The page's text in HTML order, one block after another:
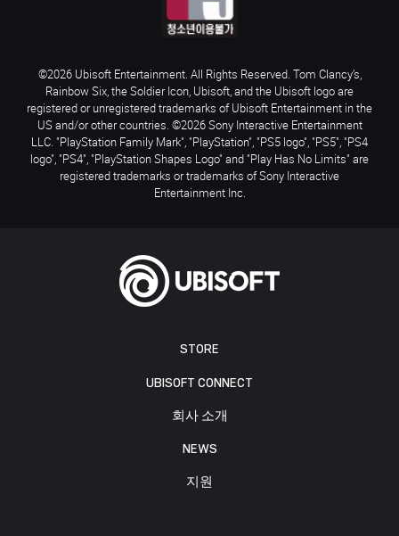
STORE
UBISOFT CONNECT
회사 소개
NEWS
지원
©2026 Ubisoft Entertainment. All Rights Reserved. Tom Clancy’s,
Rainbow Six, the Soldier Icon, Ubisoft, and the Ubisoft logo are
registered or unregistered trademarks of Ubisoft Entertainment in the
US and/or other countries. ©2026 Sony Interactive Entertainment
LLC. "PlayStation Family Mark", "PlayStation", "PS5 logo", "PS5", "PS4
logo", "PS4", "PlayStation Shapes Logo" and "Play Has No Limits" are
registered trademarks or trademarks of Sony Interactive
Entertainment Inc.